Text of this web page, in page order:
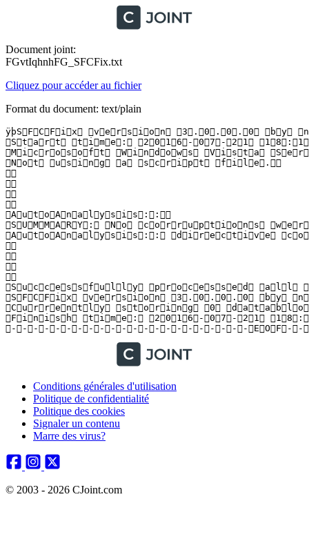
Document joint:
FGvtIqhnhFG_SFCFix.txt
Cliquez pour accéder au fichier
Format du document: text/plain
ÿþS F C F i x   v e r s i o n   3 . 0 . 0 . 0   b y 
 S t a r t   t i m e :   2 0 1 6 - 0 7 - 2 1 
 M i c r o s o f t   W i n d o w s   V i s t a 
 N o t   u s i n g   a   s c r i p t   f i l e .  
  
  
  
  
 A u t o A n a l y s i s : :  
 S U M M A R Y :   N o   c o r r u p t i o n s 
 A u t o A n a l y s i s : :   d i r e c t i v e 
  
  
  
  
 S u c c e s s f u l l y   p r o c e s s e d   a l l 
 S F C F i x   v e r s i o n   3 . 0 . 0 . 0   b y 
 C u r r e n t l y   s t o r i n g   0 
 F i n i s h   t i m e :   2 0 1 6 - 0 7 - 2 1 
 - - - - - - - - - - - - - - - - - - - - - - E O F -
Conditions générales d'utilisation
Politique de confidentialité
Politique des cookies
Signaler un contenu
Marre des virus?
© 2003 - 2026 CJoint.com